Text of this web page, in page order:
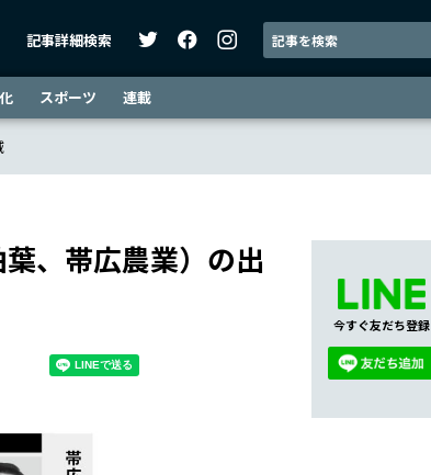
記事詳細検索
スポーツ 連載
、帯広農業）の出
今すぐ友だち登録